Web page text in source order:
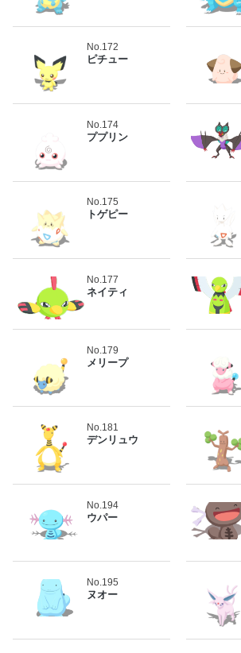
No.172
ピチュー
No.174
ププリン
No.175
トゲピー
No.177
ネイティ
No.179
メリープ
No.181
デンリュウ
No.194
ウパー
No.195
ヌオー